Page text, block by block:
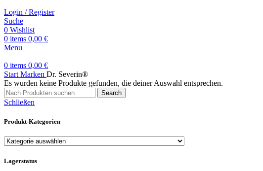
Login / Register
Suche
0 Wishlist
0 items 0,00 €
Menu
0 items 0,00 €
Start Marken Dr. Severin®
Es wurden keine Produkte gefunden, die deiner Auswahl entsprechen.
Search
Schließen
Produkt-Kategorien
Lagerstatus